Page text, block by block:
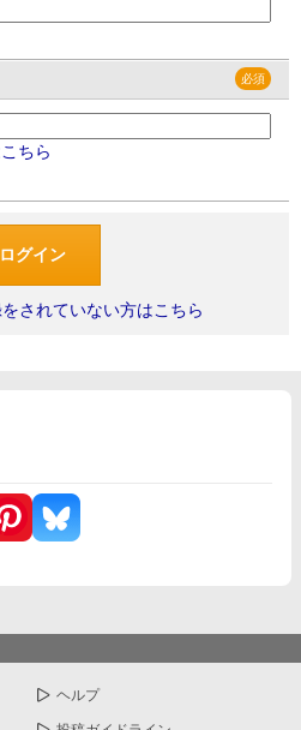
ちら
されていない方はこちら
ヘルプ